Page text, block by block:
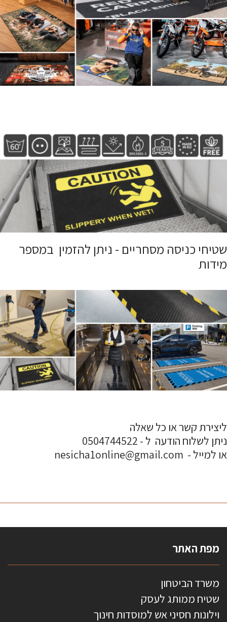
שטיחי כניסה מסחריים - ניתן להזמין במספר
מידות
ליצירת קשר או כל שאלה
ניתן לשלוח הודעה ל - 0504744522
או למייל - nesicha1online@gmail.com
מפת האתר
משרד הביטחון
שטיח ממותג לעסק
וילונות חסיני אש למוסדות חינוך